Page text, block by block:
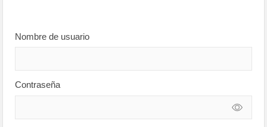
Nombre de usuario
Contraseña